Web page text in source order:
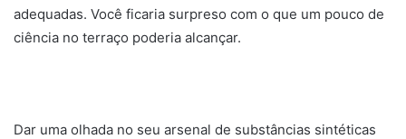
adequadas. Você ficaria surpreso com o que um pouco de
ciência no terraço poderia alcançar.
Dar uma olhada no seu arsenal de substâncias sintéticas